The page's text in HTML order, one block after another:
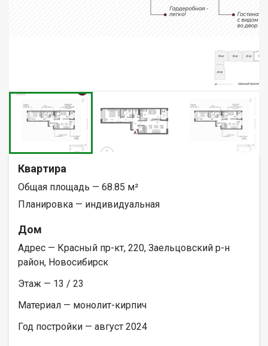
Квартира
Общая площадь — 68.85 м²
Планировка — индивидуальная
Дом
Адрес — Красный пр-кт, 220, Заельцовский р-н
район, Новосибирск
Этаж — 13 / 23
Материал — монолит-кирпич
Год постройки — август 2024